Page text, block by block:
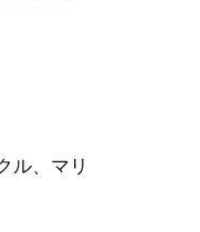
ル、マリ